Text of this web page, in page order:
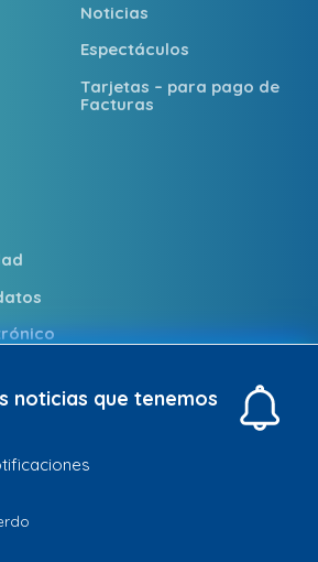
Noticias
Espectáculos
Tarjetas – para pago de
Facturas
los derechos reservados
noticias que tenemos